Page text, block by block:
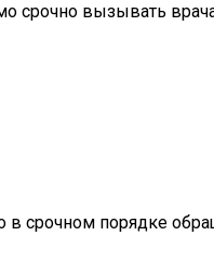
срочно вызывать
срочном порядке